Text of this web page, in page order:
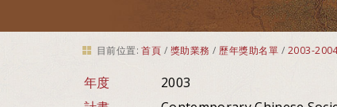
目前位置: 首頁 / 獎助業務 / 歷年獎助名單 / 2003-
年度
2003